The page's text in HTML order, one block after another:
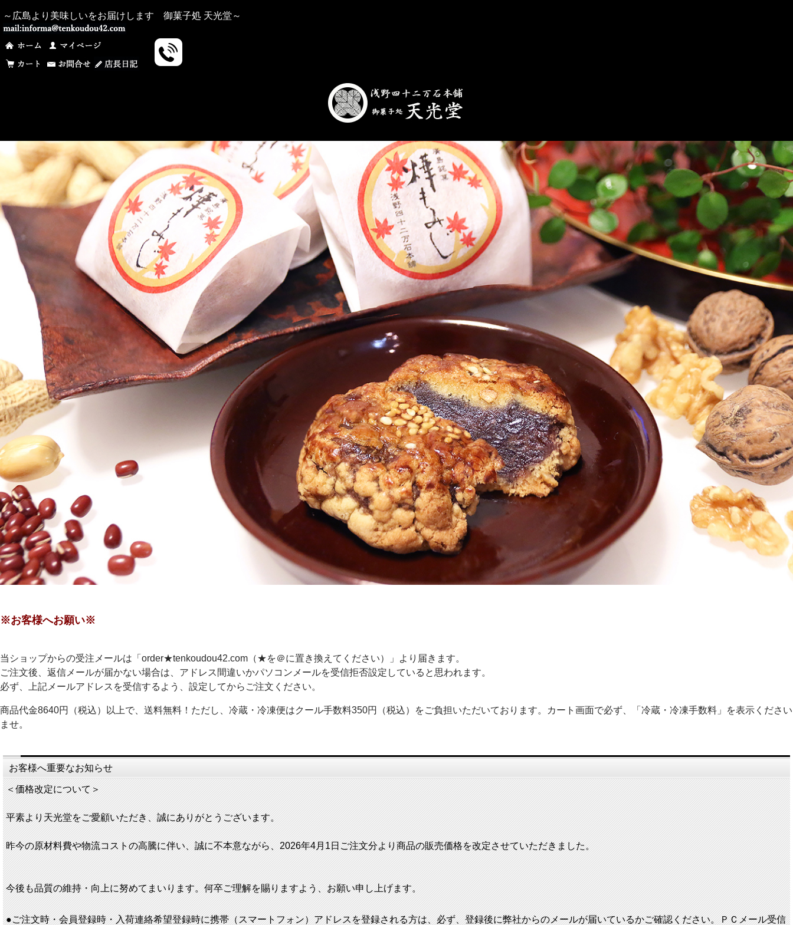
～広島より美味しいをお届けします 御菓子処 天光堂～
※お客様へお願い※
当ショップからの受注メールは「order★tenkoudou42.com（★を＠に置き換えてください）」より届きます。
ご注文後、返信メールが届かない場合は、アドレス間違いかパソコンメールを受信拒否設定していると思われます。
必ず、上記メールアドレスを受信するよう、設定してからご注文ください。
商品代金8640円（税込）以上で、送料無料！ただし、冷蔵・冷凍便はクール手数料350円（税込）をご負担いただいております。カート画面で必ず、「冷蔵・冷凍手数料」を表示ください
ませ。
お客様へ重要なお知らせ
＜価格改定について＞
平素より天光堂をご愛顧いただき、誠にありがとうございます。
昨今の原材料費や物流コストの高騰に伴い、誠に不本意ながら、2026年4月1日ご注文分より商品の販売価格を改定させていただきました。
今後も品質の維持・向上に努めてまいります。何卒ご理解を賜りますよう、お願い申し上げます。
●ご注文時・会員登録時・入荷連絡希望登録時に携帯（スマートフォン）アドレスを登録される方は、必ず、登録後に弊社からのメールが届いているかご確認ください。ＰＣメール受信